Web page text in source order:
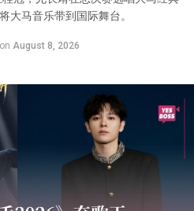
大马音乐带到国际舞台。
on August 8, 2026